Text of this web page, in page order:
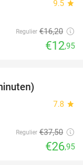
9.5 star
Regulier €16,20
€12,95
7.8 star
Regulier €37,50
€26,95